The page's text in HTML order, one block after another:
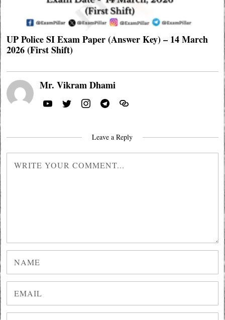
UP Police SI Exam Paper (Answer Key) – 14 March
2026 (First Shift)
Mr. Vikram Dhami
Leave a Reply